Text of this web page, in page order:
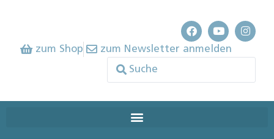
zum Shop zum Newsletter anmelden